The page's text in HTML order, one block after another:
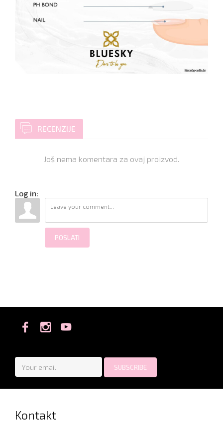
RECENZIJE
Još nema komentara za ovaj proizvod.
Log in:
POSLATI
Kontakt